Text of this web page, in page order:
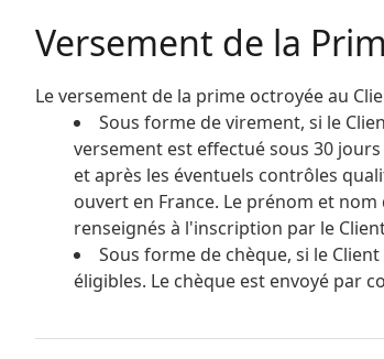
Versement de la
Le versement de la prime octroyée au
Sous forme de virement, si le
versement est effectué sous 30
et après les éventuels contrôles
ouvert en France. Le prénom et
renseignés à l'inscription par le
Sous forme de chèque, si le
éligibles. Le chèque est envoyé par